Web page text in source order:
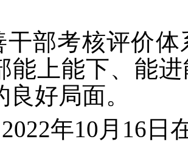
干部考核评价
能上能下、能
良好局面。
2022年10月16日